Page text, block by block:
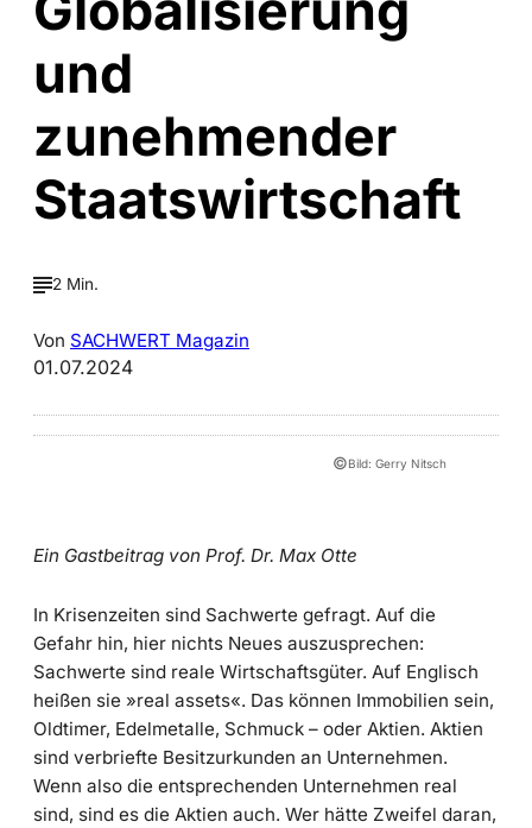
und
zunehmender
Staatswirtschaft
2 Min.
Von SACHWERT Magazin
01.07.2024
©Bild: Gerry Nitsch
Ein Gastbeitrag von Prof. Dr. Max Otte
In Krisenzeiten sind Sachwerte gefragt. Auf die
Gefahr hin, hier nichts Neues auszusprechen:
Sachwerte sind reale Wirtschaftsgüter. Auf Englisch
heißen sie »real assets«. Das können Immobilien sein,
Oldtimer, Edelmetalle, Schmuck – oder Aktien. Aktien
sind verbriefte Besitzurkunden an Unternehmen.
Wenn also die entsprechenden Unternehmen real
sind, sind es die Aktien auch. Wer hätte Zweifel daran,